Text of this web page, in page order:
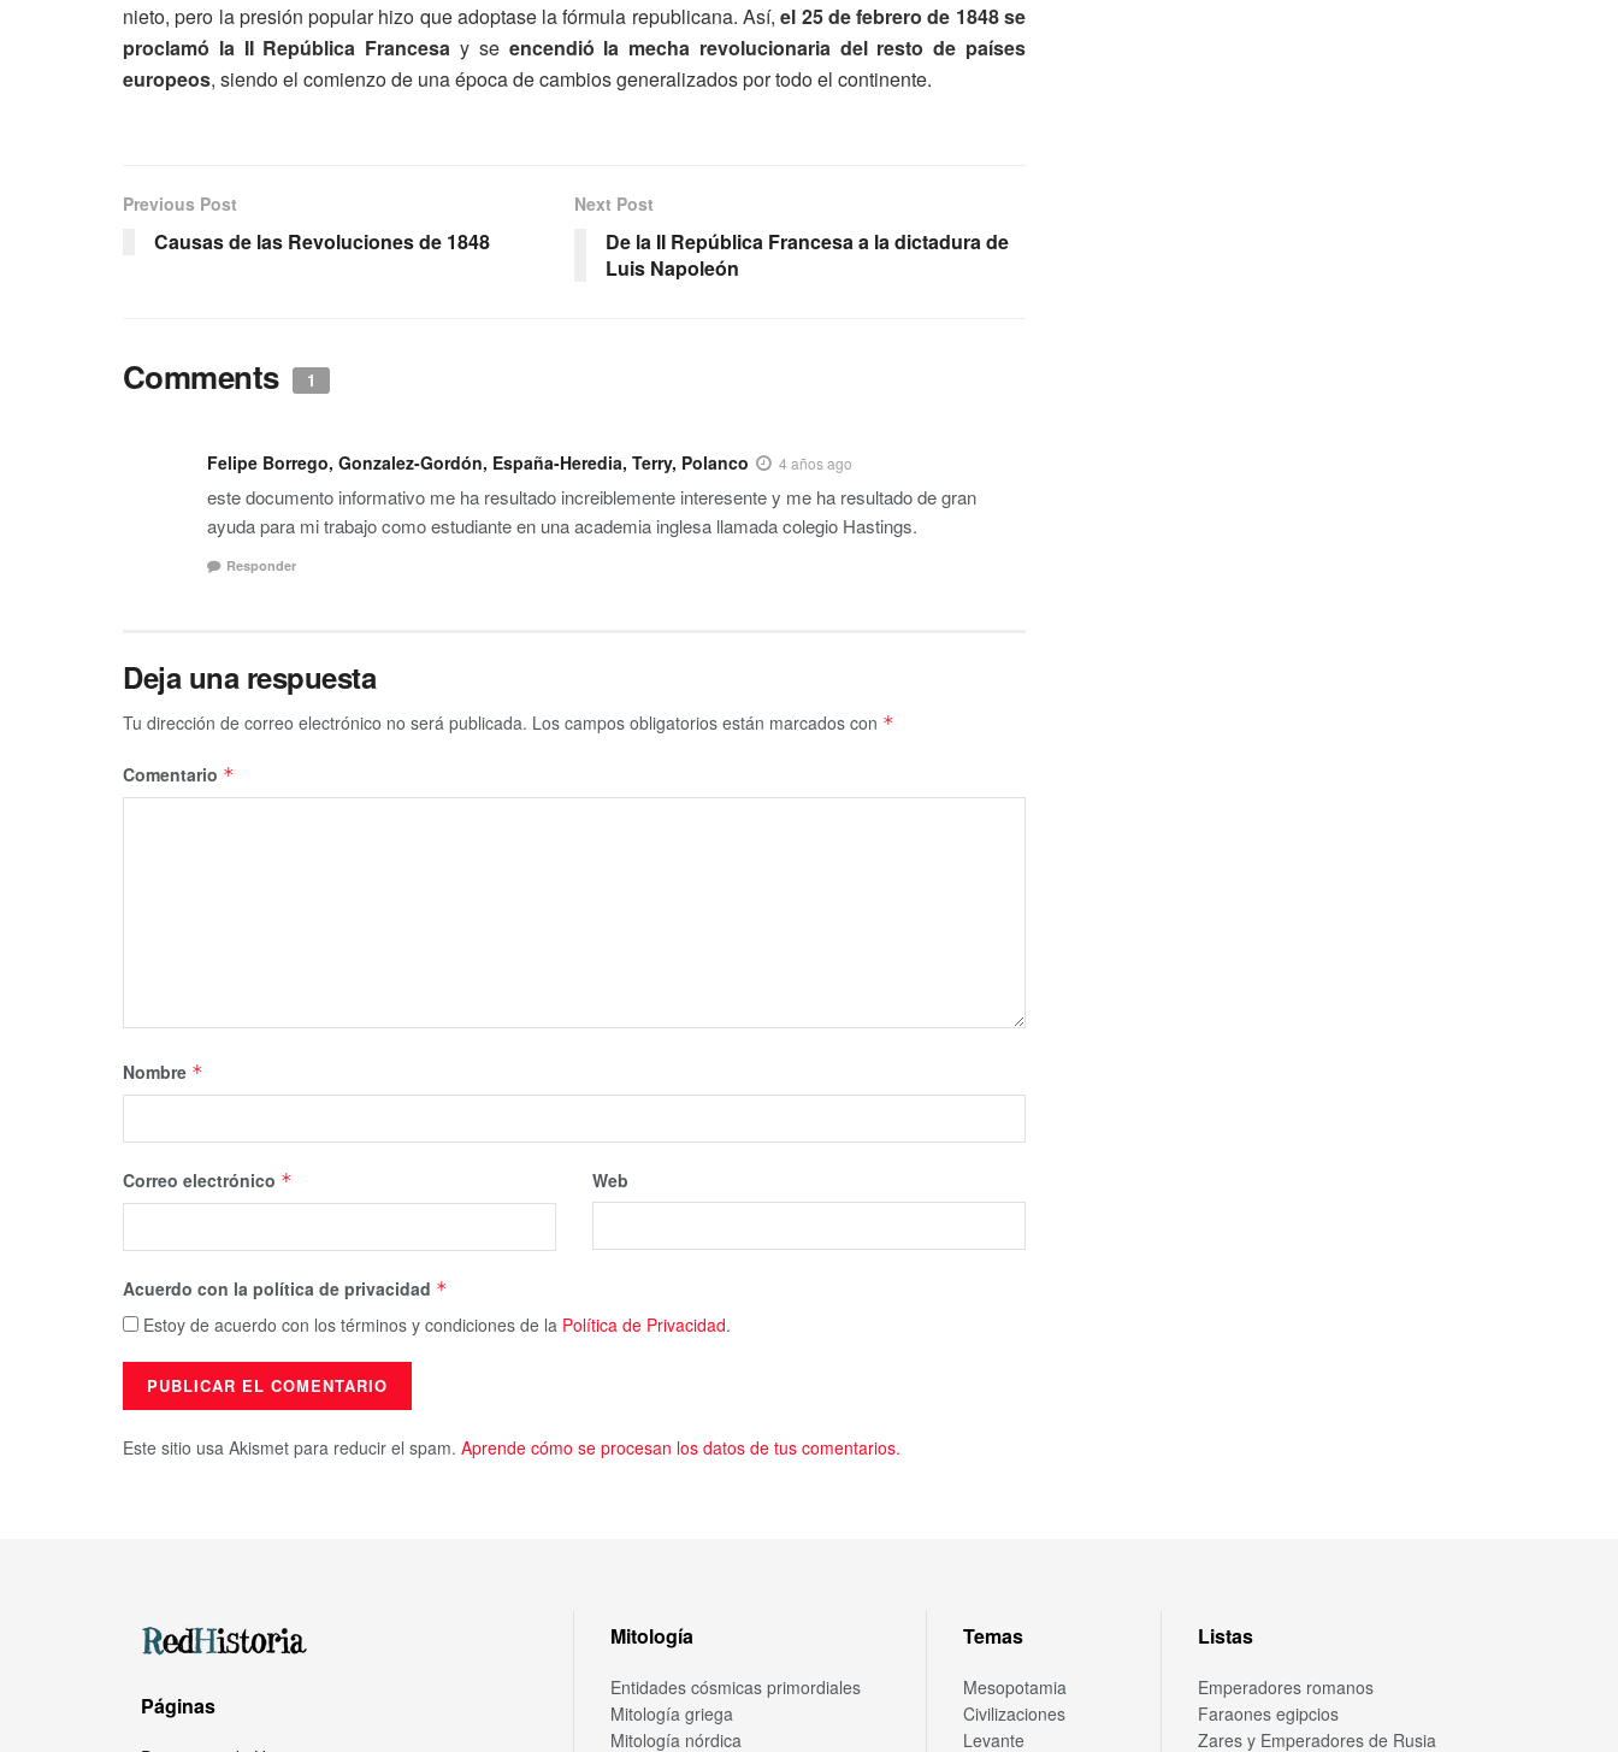
nieto, pero la presión popular hizo que adoptase la fórmula republicana. Así,el 25 de febrero de 1848 se
proclamó la II República Francesa y se encendió la mecha revolucionaria del resto de países
europeos, siendo el comienzo de una época de cambios generalizados por todo el continente.
Previous Post
Causas de las Revoluciones de 1848
Next Post
De la II República Francesa a la dictadura de
Luis Napoleón
Comments 1
Felipe Borrego, Gonzalez-Gordón, España-Heredia, Terry, Polanco 4 años ago
este documento informativo me ha resultado increiblemente interesente y me ha resultado de gran
ayuda para mi trabajo como estudiante en una academia inglesa llamada colegio Hastings.
Responder
Deja una respuesta
Tu dirección de correo electrónico no será publicada. Los campos obligatorios están marcados con *
Comentario *
Nombre *
Correo electrónico * Web
Acuerdo con la política de privacidad *
Estoy de acuerdo con los términos y condiciones de la Política de Privacidad.
Este sitio usa Akismet para reducir el spam. Aprende cómo se procesan los datos de tus comentarios.
Páginas
Mitología
Entidades cósmicas primordiales
Mitología griega
Mitología nórdica
Temas
Mesopotamia
Civilizaciones
Levante
Listas
Emperadores romanos
Faraones egipcios
Zares y Emperadores de Rusia